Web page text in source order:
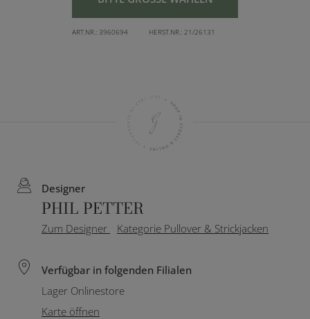
ART.NR.: 3960694 HERST.NR.: 21/26131
Designer
PHIL PETTER
Zum Designer Kategorie Pullover & Strickjacken
Verfügbar in folgenden Filialen
Lager Onlinestore
Karte öffnen